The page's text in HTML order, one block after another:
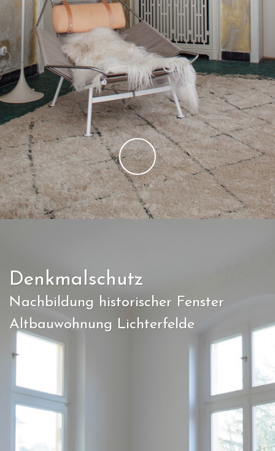
Denkmalschutz
Nachbildung historischer Fenster
Altbauwohnung Lichterfelde